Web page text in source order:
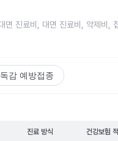
면 진료비, 대면 진료비, 약제비,
독감 예방접종
진료 방식 건강보험